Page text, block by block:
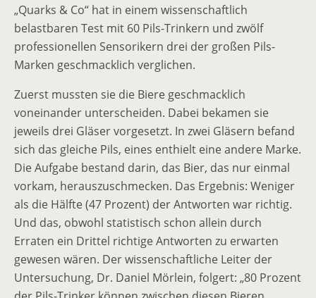
„Quarks & Co“ hat in einem wissenschaftlich
belastbaren Test mit 60 Pils-Trinkern und zwölf
professionellen Sensorikern drei der großen Pils-
Marken geschmacklich verglichen.
Zuerst mussten sie die Biere geschmacklich
voneinander unterscheiden. Dabei bekamen sie
jeweils drei Gläser vorgesetzt. In zwei Gläsern befand
sich das gleiche Pils, eines enthielt eine andere Marke.
Die Aufgabe bestand darin, das Bier, das nur einmal
vorkam, herauszuschmecken. Das Ergebnis: Weniger
als die Hälfte (47 Prozent) der Antworten war richtig.
Und das, obwohl statistisch schon allein durch
Erraten ein Drittel richtige Antworten zu erwarten
gewesen wären. Der wissenschaftliche Leiter der
Untersuchung, Dr. Daniel Mörlein, folgert: „80 Prozent